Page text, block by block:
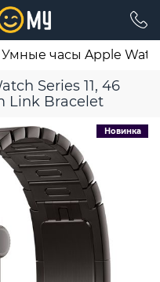
Умные часы Apple
Series 11, 46
Link Bracelet
Новинка